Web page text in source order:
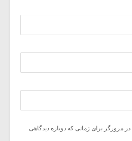
مرورگر برای زمانی که دوباره دیدگاهی